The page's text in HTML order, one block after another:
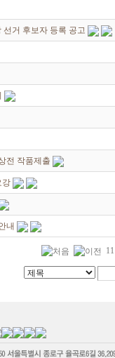
선거 후보자 등록 공고
전 작품제출
강
내
11